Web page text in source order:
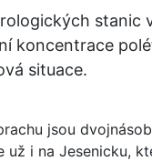
stanic
koncentrace
situace.
jsou
už i na Jesenicku,